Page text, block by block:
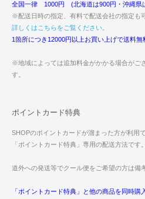
全国一律 1000円 (北海道は900円・沖縄県
※配送日時の指定、有料で配送会社の指定も
詳しくはこちらをご覧ください。
1箇所につき12000円以上お買い上げで送料無
※地域によっては追加料金がかかる場合がご
す。
ポイントカード特典
SHOPのポイントカードが溜まった方が利用
「ポイントカード特典」専用の配送方法です。
道外への発送等でクール便をご希望の方は備
「ポイントカード特典」と他の商品を同時